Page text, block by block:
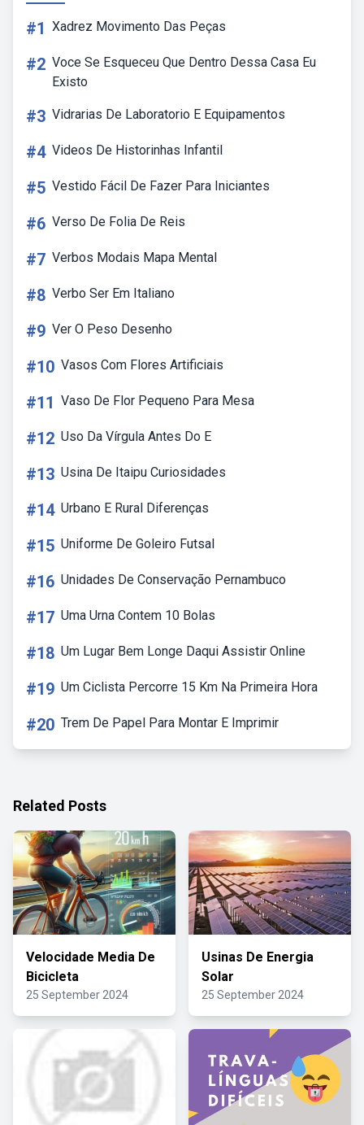
#1 Xadrez Movimento Das Peças
#2 Voce Se Esqueceu Que Dentro Dessa Casa Eu
Existo
#3 Vidrarias De Laboratorio E Equipamentos
#4 Videos De Historinhas Infantil
#5 Vestido Fácil De Fazer Para Iniciantes
#6 Verso De Folia De Reis
#7 Verbos Modais Mapa Mental
#8 Verbo Ser Em Italiano
#9 Ver O Peso Desenho
#10 Vasos Com Flores Artificiais
#11 Vaso De Flor Pequeno Para Mesa
#12 Uso Da Vírgula Antes Do E
#13 Usina De Itaipu Curiosidades
#14 Urbano E Rural Diferenças
#15 Uniforme De Goleiro Futsal
#16 Unidades De Conservação Pernambuco
#17 Uma Urna Contem 10 Bolas
#18 Um Lugar Bem Longe Daqui Assistir Online
#19 Um Ciclista Percorre 15 Km Na Primeira Hora
#20 Trem De Papel Para Montar E Imprimir
Related Posts
Velocidade Media De
Bicicleta
25 September 2024
Usinas De Energia
Solar
25 September 2024